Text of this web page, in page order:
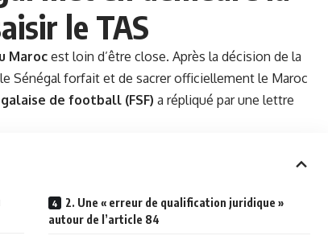
le TAS
Marocest loin d’être close. Après la décision de la
Sénégal forfait et de sacrer officiellement le Maroc
de football (FSF) a répliqué par une lettre
2. Une « erreur de qualification juridique »
autour de l’article 84